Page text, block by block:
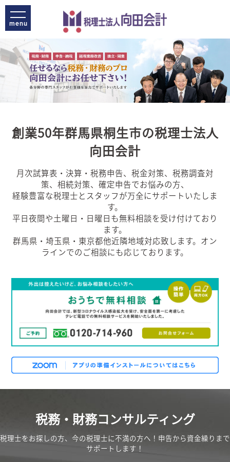
創業50年群馬県桐生市の税理士法人
向田会計
月次試算表・決算・税務申告、税金対策、税務調査対
策、相続対策、確定申告でお悩みの方、
経験豊富な税理士とスタッフが万全にサポートいたしま
す。
平日夜間や土曜日・日曜日も無料相談を受け付けており
ます。
群馬県・埼玉県・東京都他近隣地域対応致します。オン
ラインでのご相談にも応じております。
税務・財務コンサルティング
税理士をお探しの方、今の税理士に不満の方へ！申告から資金繰りまで
サポートします！